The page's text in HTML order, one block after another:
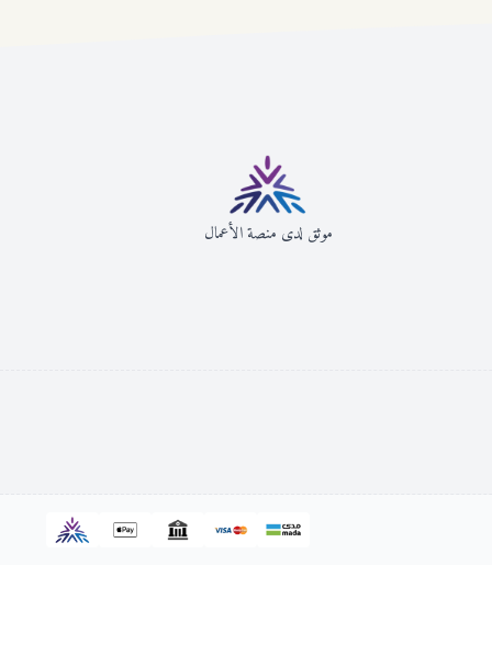
موثق لدى منصة الأعمال